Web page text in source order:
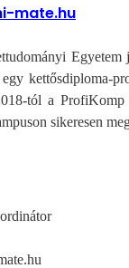
mate.hu
Egyetem
egy kettősdiploma-
tól a
sikeresen